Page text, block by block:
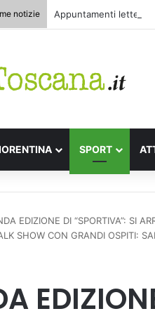
notizie Appuntamenti letterari
SPORT
EDIZIONE DI “SPORTIVA”: SI
SHOW CON GRANDI OSPITI: